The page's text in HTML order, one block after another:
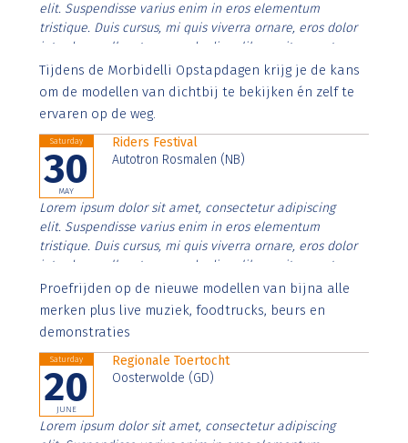
elit. Suspendisse varius enim in eros elementum
tristique. Duis cursus, mi quis viverra ornare, eros dolor
interdum nulla, ut commodo diam libero vitae erat.
Aenean faucibus nibh et justo cursus id rutrum lorem
imperdiet. Nunc ut sem vitae risus tristique posuere.
Tijdens de Morbidelli Opstapdagen krijg je de kans
om de modellen van dichtbij te bekijken én zelf te
ervaren op de weg.
Saturday
30
MAY
Riders Festival
Autotron Rosmalen (NB)
Lorem ipsum dolor sit amet, consectetur adipiscing
elit. Suspendisse varius enim in eros elementum
tristique. Duis cursus, mi quis viverra ornare, eros dolor
interdum nulla, ut commodo diam libero vitae erat.
Aenean faucibus nibh et justo cursus id rutrum lorem
imperdiet. Nunc ut sem vitae risus tristique posuere.
Proefrijden op de nieuwe modellen van bijna alle
merken plus live muziek, foodtrucks, beurs en
demonstraties
Saturday
20
JUNE
Regionale Toertocht
Oosterwolde (GD)
Lorem ipsum dolor sit amet, consectetur adipiscing